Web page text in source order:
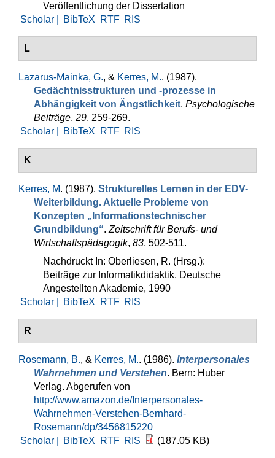
Veröffentlichung der Dissertation
Scholar |
BibTeX RTF RIS
L
Lazarus-Mainka, G., & Kerres, M.. (1987).
Gedächtnisstrukturen und -prozesse in
Abhängigkeit von Ängstlichkeit. Psychologische
Beiträge, 29, 259-269.
Scholar |
BibTeX RTF RIS
K
Kerres, M. (1987). Strukturelles Lernen in der EDV-
Weiter­bildung. Aktuelle Probleme von
Konzepten „Informations­technischer
Grundbildung“. Zeit­schrift für Berufs- und
Wirtschaftspädagogik, 83, 502-511.
Nachdruckt In: Oberliesen, R. (Hrsg.):
Beiträge zur Informatikdidaktik. Deutsche
Angestellten Akademie, 1990
Scholar |
BibTeX RTF RIS
R
Rosemann, B., & Kerres, M.. (1986). Interpersonales
Wahrneh­men und Verstehen. Bern: Huber
Verlag. Abgerufen von
http://www.amazon.de/Interpersonales-
Wahrnehmen-Verstehen-Bernhard-
Rosemann/dp/3456815220
Scholar |
BibTeX RTF RIS (187.05 KB)